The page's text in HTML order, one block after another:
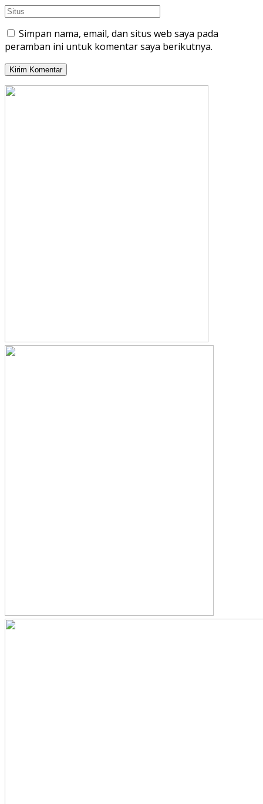
Simpan nama, email, dan situs web saya pada
peramban ini untuk komentar saya berikutnya.